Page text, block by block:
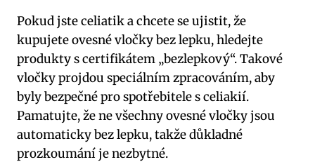
Pokud jste celiatik a chcete se ujistit, že
kupujete ovesné vločky bez lepku, hledejte
produkty s certifikátem „bezlepkový“. Takové
vločky projdou speciálním zpracováním, aby
byly bezpečné pro spotřebitele s celiakií.
Pamatujte, že ne všechny ovesné vločky jsou
automaticky bez lepku, takže důkladné
prozkoumání je nezbytné.